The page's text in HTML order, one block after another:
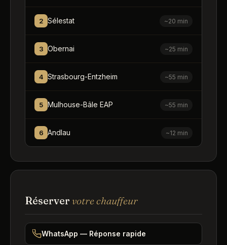
2 Sélestat ~20 min
3 Obernai ~25 min
4 Strasbourg-Entzheim ~55 min
5 Mulhouse-Bâle EAP ~55 min
6 Andlau ~12 min
Réserver votre chauffeur
WhatsApp — Réponse rapide